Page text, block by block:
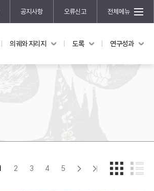
공지사항 오류신고 전체메뉴
연구성과
신진학자 초청 연구교류 사업
규장각-산기 연구비 지원 사업
의궤와 지리지 도록 연구성과
2 3 4 5